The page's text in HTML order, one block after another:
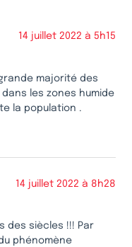
14 juillet 2022 à 5h15
majorité des
les zones humide
la population .
14 juillet 2022 à 8h28
des siècles !!! Par
phénomène